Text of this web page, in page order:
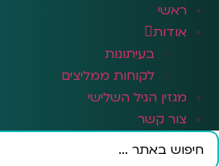
ראשי
אודות
בעיתונות
לקוחות ממליצים
מגזין הגיל השלישי
צור קשר
Search